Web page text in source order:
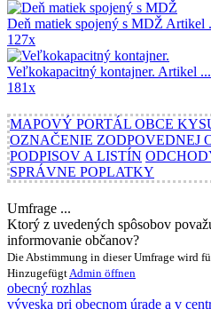
Deň matiek spojený s MDŽ Artikel
127x
Veľkokapacitný kontajner. Artikel ...
181x
MAPOVÝ PORTÁL OBCE
OZNAČENIE ZODPOVEDNEJ
PODPISOV A LISTÍN
SPRÁVNE POPLATKY
Umfrage ...
Ktorý z uvedených spôsobov
informovanie občanov?
Die Abstimmung in dieser Umfrage wird
Hinzugefügt Admin öffnen
obecný rozhlas
výveska pri obecnom úrade a v